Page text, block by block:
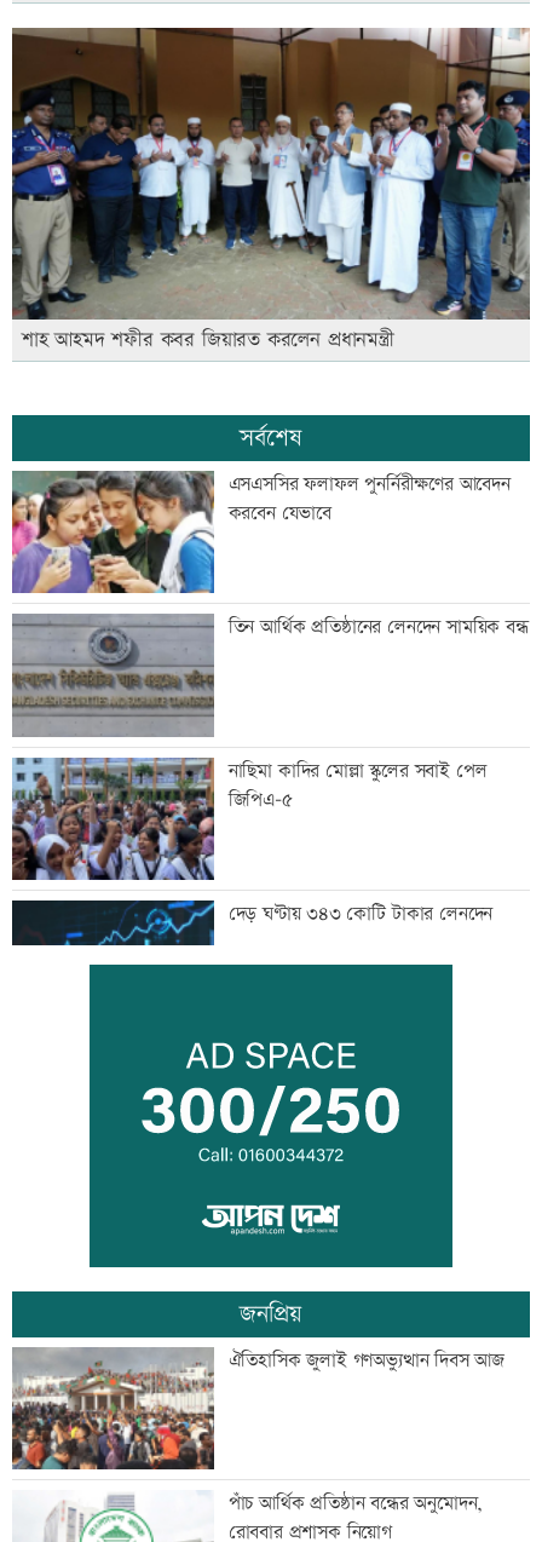
শাহ আহমদ শফীর কবর জিয়ারত করলেন প্রধানমন্ত্রী
সর্বশেষ
এসএসসির ফলাফল পুনর্নিরীক্ষণের আবেদন
করবেন যেভাবে
তিন আর্থিক প্রতিষ্ঠানের লেনদেন সাময়িক বন্ধ
নাছিমা কাদির মোল্লা স্কুলের সবাই পেল
জিপিএ-৫
দেড় ঘণ্টায় ৩৪৩ কোটি টাকার লেনদেন
ট্রাকের পেছনে প্রাইভেটকারের ধাক্কা, প্রাণ
গেল সহকারী জজের
ফেলের হার বেশি হওয়ার কারণ জানালেন
ঢাকা বোর্ডের চেয়ারম্যান
ঘুমের মধ্যে সাপের ছোবল, সাপসহ
হাসপাতালে চৈতী
খাতা পুনর্নিরীক্ষণ নিয়ে যা বললেন শিক্ষামন্ত্রী
জনপ্রিয়
ঐতিহাসিক জুলাই গণঅভ্যুত্থান দিবস আজ
পাঁচ আর্থিক প্রতিষ্ঠান বন্ধের অনুমোদন,
রোববার প্রশাসক নিয়োগ